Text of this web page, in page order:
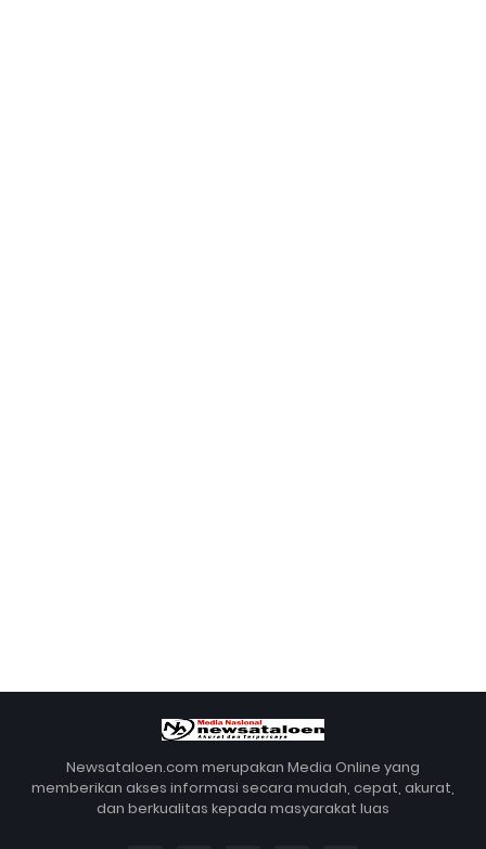
Newsataloen.com merupakan Media Online yang
memberikan akses informasi secara mudah, cepat, akurat,
dan berkualitas kepada masyarakat luas